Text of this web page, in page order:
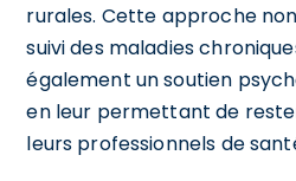
rurales. Cette approche
suivi des maladies
également un soutien
en leur permettant de
leurs professionnels de